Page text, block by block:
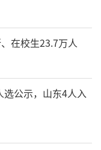
在校生23.7万人
公示，山东4人入